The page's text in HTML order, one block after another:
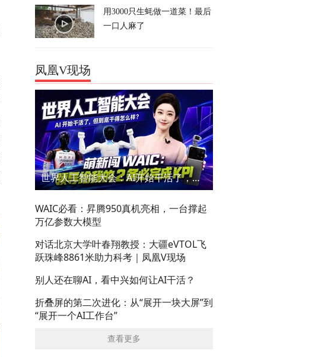
用3000只生蚝做一道菜！最后
一口人麻了
凤凰V现场
世界人工智能大会：AI开始干活了，但到底干的怎么样？萌新闯WAIC
WAIC必看：昇腾950真机亮相，一台撑起
万亿参数大模型
对话北京大学叶春翔教授：大疆eVTOL飞
跃珠峰8861米助力科考｜凤凰V现场
别人还在聊AI，看中兴如何让AI干活？
折叠屏的第二次进化：从“展开一块大屏”到
“展开一个AI工作台”
查看更多